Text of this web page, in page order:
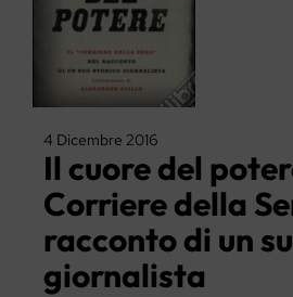
4 Dicembre 2016
Il cuore del
Corriere della
racconto di un
giornalista